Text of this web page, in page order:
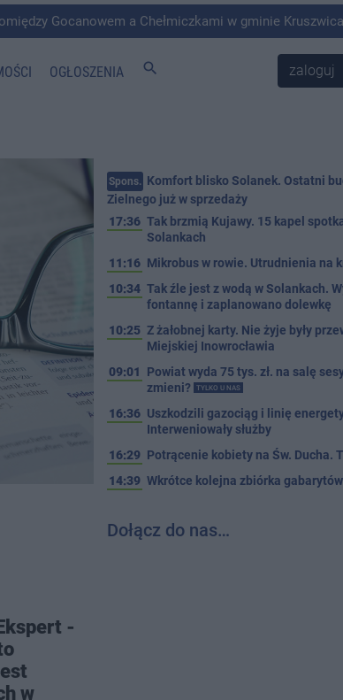
a Chełmiczkami w gminie Kruszwica doszło do groźnie
OGŁOSZENIA search zaloguj
-
w
Spons. Komfort blisko Solanek. Ostatni
Zielnego już w sprzedaży
17:36 Tak brzmią Kujawy. 15 kapel
Solankach
11:16 Mikrobus w rowie. Utrudnienia na
10:34 Tak źle jest z wodą w Solankach.
fontannę i zaplanowano dolewkę
10:25 Z żałobnej karty. Nie żyje były
Miejskiej Inowrocławia
09:01
Powiat wyda 75 tys. zł. na salę
zmieni?
TYLKO U NAS
16:36 Uszkodzili gazociąg i linię
Interweniowały służby
16:29 Potrącenie kobiety na Św. Ducha.
14:39 Wkrótce kolejna zbiórka
Dołącz do nas…